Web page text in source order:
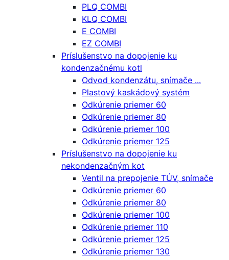
PLQ COMBI
KLQ COMBI
E COMBI
EZ COMBI
Príslušenstvo na dopojenie ku
kondenzačnému kotl
Odvod kondenzátu, snímače ...
Plastový kaskádový systém
Odkúrenie priemer 60
Odkúrenie priemer 80
Odkúrenie priemer 100
Odkúrenie priemer 125
Príslušenstvo na dopojenie ku
nekondenzačným kot
Ventil na prepojenie TÚV, snímače
Odkúrenie priemer 60
Odkúrenie priemer 80
Odkúrenie priemer 100
Odkúrenie priemer 110
Odkúrenie priemer 125
Odkúrenie priemer 130